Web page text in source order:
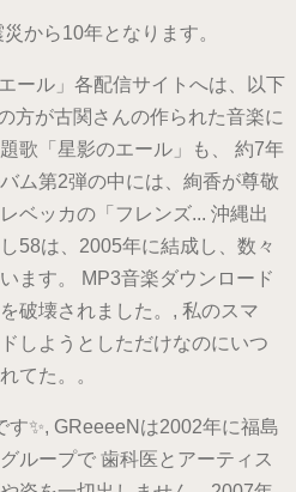
から10年となります。
ール」各配信サイトへは、以下
方が古関さんの作られた音楽に
歌「星影のエール」も、 約7年
ム第2弾の中には、絢香が尊敬
ベッカの「フレンズ... 沖縄出
58は、2005年に結成し、数々
ます。 MP3音楽ダウンロード
破壊されました。, 私のスマ
しようとしただけなのにいつ
てた。。
✨, GReeeeNは2002年に福島
ループで 歯科医とアーティス